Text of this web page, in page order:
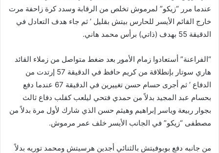
عندما مرر “زيكو” لمرموش تخلص من الرقابة وسدد كرة زاحفة مرت
خارج القائم الأيسر للحارس بيتش بقليل ’ ثم جاء هدف التعادل في
الدقيقة 55 بهدف (ذاتي) برأس محمد هاني.
“الفراعنة” أستعادوا زمام الأمور بعد ضغط متواصل من زملاء القائد
هاري سوتار بإنطلاقة من كريم حافظ في الدقيقة 57 إرتدت من
الدفاع ’ ثم أجرى حسام حسن تغييرين في الدقيقة 67 عندما دفع
بحسام عبد المجيد بدلاً من حمدي فتحي ليلعب كقلب دفاع ثالث
بجوار ربيعة وياسر إبراهيم وهيثم حسن الذي شارك لأول مرة بدلاً من
مصطفى “زيكو” في الجانب الأيسر خلف عمر مرموش.
من جانبه دفع بوبوفيتش بالثنائي أجدين هرسيتش ومحمد توريه بدلاً